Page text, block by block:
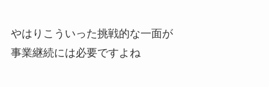
やはりこういった挑戦的な一面が
事業継続には必要ですよね